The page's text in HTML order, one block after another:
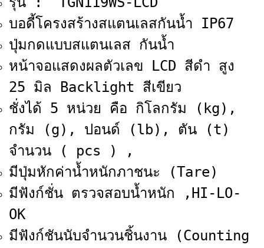
บอดี้โครงสร้างสแตนเลสกันน้ำ IP67
ปุ่มกดแบบสแตนเลส กันน้ำ
หน้าจอแสดงผลตัวเลข LCD สีดำ สูง
25 มิล Backlight สีเขียว
ชั่งได้ 5 หน่วย คือ กิโลกรัม (kg),
กรัม (g), ปอนด์ (lb), ตัน (t)
จำนวน ( pcs ) ,
มีปุ่มหักค่าน้ำหนักภาชนะ (Tare)
มีฟังก์ชั่น ตรวจสอบน้ำหนัก ,HI-LO-
OK
มีฟังก์ชันนับจำนวนชิ้นงาน (Counting